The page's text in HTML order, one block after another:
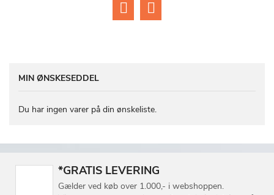
MIN ØNSKESEDDEL
Du har ingen varer på din ønskeliste.
*GRATIS LEVERING
Gælder ved køb over 1.000,- i webshoppen.